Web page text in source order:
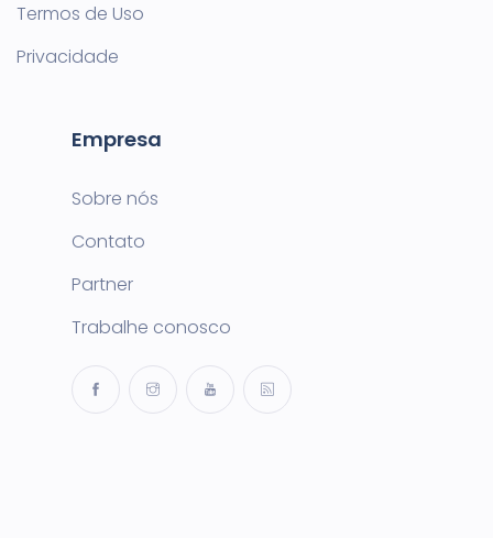
Termos de Uso
Privacidade
Empresa
Sobre nós
Contato
Partner
Trabalhe conosco